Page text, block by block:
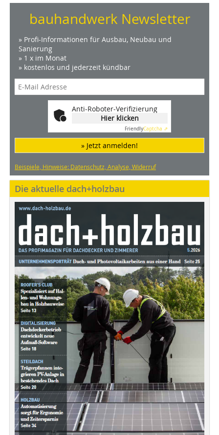
bauhandwerk Newsletter
» Profi-Informationen für Ausbau, Neubau und
Sanierung
» 1 x im Monat
» kostenlos und jederzeit kündbar
Anti-Roboter-Verifizierung
Hier klicken
FriendlyCaptcha ⇗
» Jetzt anmelden!
Beispiele, Hinweise: Datenschutz, Analyse, Widerruf
Die aktuelle dach+holzbau